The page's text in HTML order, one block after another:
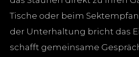
Tische oder beim
der Unterhaltung bricht das
schafft gemeinsame